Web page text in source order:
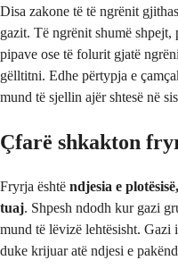
Disa zakone të të ngrënit
gazit. Të ngrënit shumë
pipave ose të folurit gjatë
gëlltitni. Edhe përtypja e
mund të sjellin ajër shtesë në
Çfarë shkakton
Fryrja është ndjesia e
tuaj. Shpesh ndodh kur gazi
mund të lëvizë lehtësisht. Gazi
duke krijuar atë ndjesi e